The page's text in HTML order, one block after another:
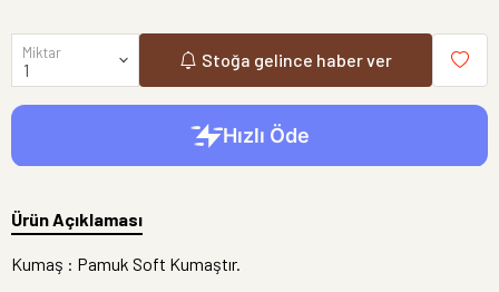
Miktar Stoğa gelince haber ver
Ürün Açıklaması
Kumaş : Pamuk Soft Kumaştır.